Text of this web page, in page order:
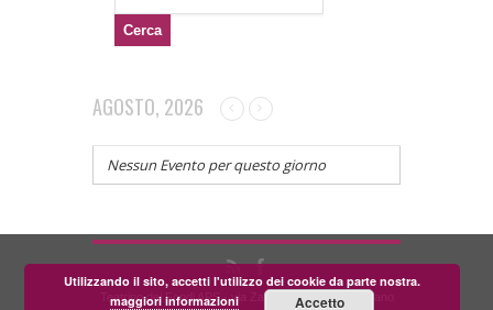
AGOSTO, 2026
Nessun Evento per questo giorno
Teatrino dei Fondi APS - via Zara, 58 56024 Corazzano
Utilizzando il sito, accetti l'utilizzo dei cookie da parte nostra.
maggiori informazioni
Accetto